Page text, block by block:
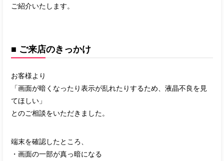
ご紹介いたします。
■ ご来店のきっかけ
お客様より
「画面が暗くなったり表示が乱れたりするため、液晶不良を見
てほしい」
とのご相談をいただきました。
端末を確認したところ、
・画面の一部が真っ暗になる